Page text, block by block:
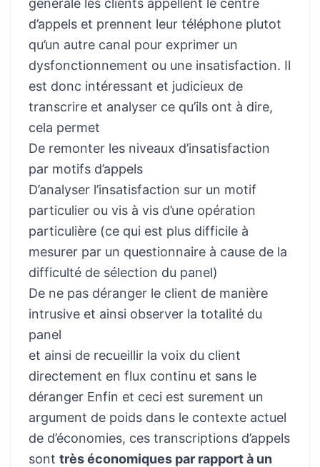
d’appels et prennent leur téléphone plutot
qu’un autre canal pour exprimer un
dysfonctionnement ou une insatisfaction. Il
est donc intéressant et judicieux de
transcrire et analyser ce qu’ils ont à dire,
cela permet
De remonter les niveaux d’insatisfaction
par motifs d’appels
D’analyser l’insatisfaction sur un motif
particulier ou vis à vis d’une opération
particulière (ce qui est plus difficile à
mesurer par un questionnaire à cause de la
difficulté de sélection du panel)
De ne pas déranger le client de manière
intrusive et ainsi observer la totalité du
panel
et ainsi de recueillir la voix du client
directement en flux continu et sans le
déranger Enfin et ceci est surement un
argument de poids dans le contexte actuel
de d’économies, ces transcriptions d’appels
sont très économiques par rapport à un